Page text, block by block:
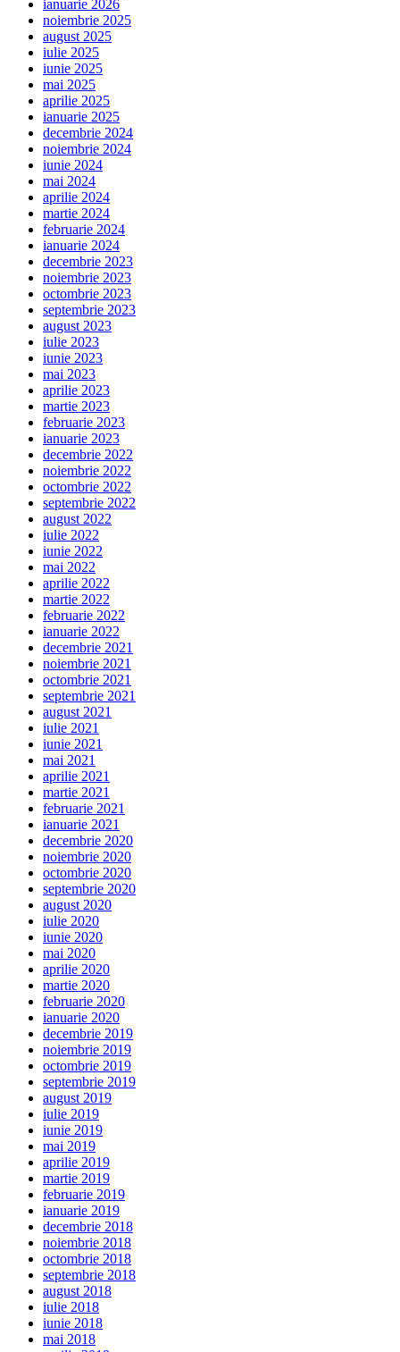
ianuarie 2026
noiembrie 2025
august 2025
iulie 2025
iunie 2025
mai 2025
aprilie 2025
ianuarie 2025
decembrie 2024
noiembrie 2024
iunie 2024
mai 2024
aprilie 2024
martie 2024
februarie 2024
ianuarie 2024
decembrie 2023
noiembrie 2023
octombrie 2023
septembrie 2023
august 2023
iulie 2023
iunie 2023
mai 2023
aprilie 2023
martie 2023
februarie 2023
ianuarie 2023
decembrie 2022
noiembrie 2022
octombrie 2022
septembrie 2022
august 2022
iulie 2022
iunie 2022
mai 2022
aprilie 2022
martie 2022
februarie 2022
ianuarie 2022
decembrie 2021
noiembrie 2021
octombrie 2021
septembrie 2021
august 2021
iulie 2021
iunie 2021
mai 2021
aprilie 2021
martie 2021
februarie 2021
ianuarie 2021
decembrie 2020
noiembrie 2020
octombrie 2020
septembrie 2020
august 2020
iulie 2020
iunie 2020
mai 2020
aprilie 2020
martie 2020
februarie 2020
ianuarie 2020
decembrie 2019
noiembrie 2019
octombrie 2019
septembrie 2019
august 2019
iulie 2019
iunie 2019
mai 2019
aprilie 2019
martie 2019
februarie 2019
ianuarie 2019
decembrie 2018
noiembrie 2018
octombrie 2018
septembrie 2018
august 2018
iulie 2018
iunie 2018
mai 2018